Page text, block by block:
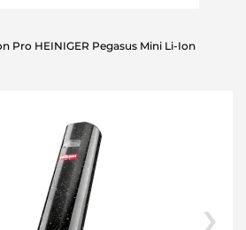
Pro HEINIGER Pegasus Mini Li-Ion